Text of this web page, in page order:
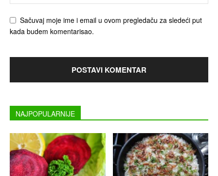
Sačuvaj moje ime i email u ovom pregledaču za sledeći put
kada budem komentarisao.
NAJPOPULARNIJE